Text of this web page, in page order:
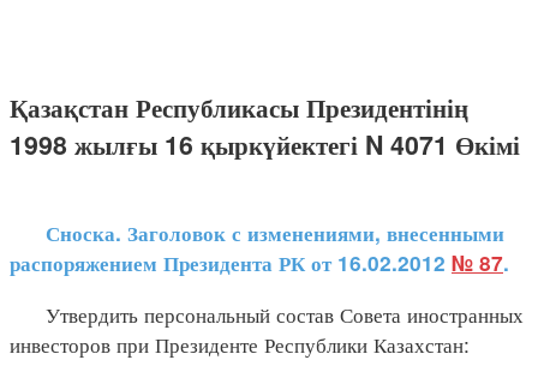
Қазақстан Республикасы Президентінің
1998 жылғы 16 қыркүйектегі N 4071 Өкімі
Сноска. Заголовок с изменениями, внесенными
распоряжением Президента РК от 16.02.2012 № 87.
Утвердить персональный состав Совета иностранных
инвесторов при Президенте Республики Казахстан: